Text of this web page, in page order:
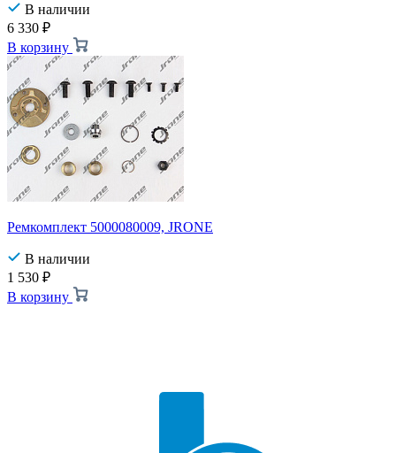
В наличии
6 330 ₽
В корзину
Ремкомплект 5000080009, JRONE
В наличии
1 530 ₽
В корзину